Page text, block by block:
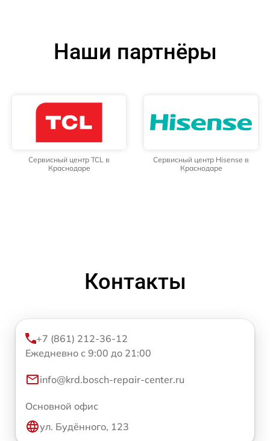
Наши партнёры
Сервисный центр TCL в
Краснодаре
Сервисный центр Hisense в
Краснодаре
Контакты
+7 (861) 212-36-12
Ежедневно с 9:00 до 21:00
info@krd.bosch-repair-center.ru
Основной офис
ул. Будённого, 123